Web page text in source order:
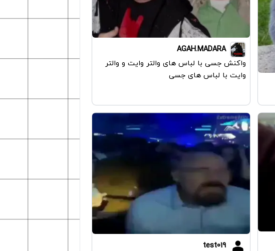
AGAH.MADARA
واکنش جسی با لباس های والتر وایت و والتر
وایت با لباس های جسی
test019